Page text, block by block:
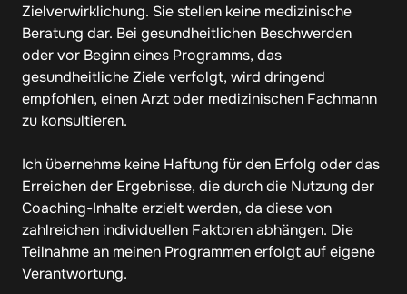
Zielverwirklichung. Sie stellen keine medizinische
Beratung dar. Bei gesundheitlichen Beschwerden
oder vor Beginn eines Programms, das
gesundheitliche Ziele verfolgt, wird dringend
empfohlen, einen Arzt oder medizinischen Fachmann
zu konsultieren.
Ich übernehme keine Haftung für den Erfolg oder das
Erreichen der Ergebnisse, die durch die Nutzung der
Coaching-Inhalte erzielt werden, da diese von
zahlreichen individuellen Faktoren abhängen. Die
Teilnahme an meinen Programmen erfolgt auf eigene
Verantwortung.